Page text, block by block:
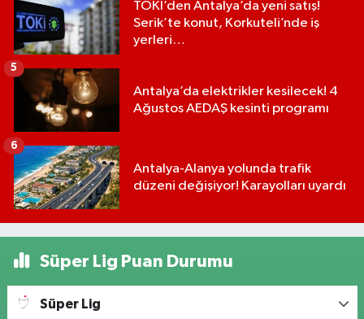
TOKİ’den Antalya’da yeni satış!
Serik’te konut, Korkuteli’nde iş
yerleri…
Antalya’da elektrikler kesilecek! 4
Ağustos AEDAŞ kesinti programı
5
Antalya-Alanya yolunda trafik
düzeni değişiyor! Karayolları uyardı
6
Süper Lig Puan Durumu
Süper Lig